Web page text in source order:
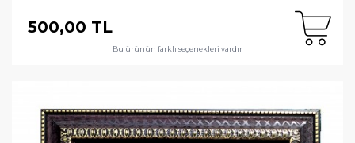
500,00 TL
Bu ürünün farklı seçenekleri vardır